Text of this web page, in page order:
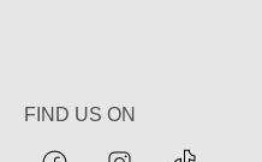
FIND US ON